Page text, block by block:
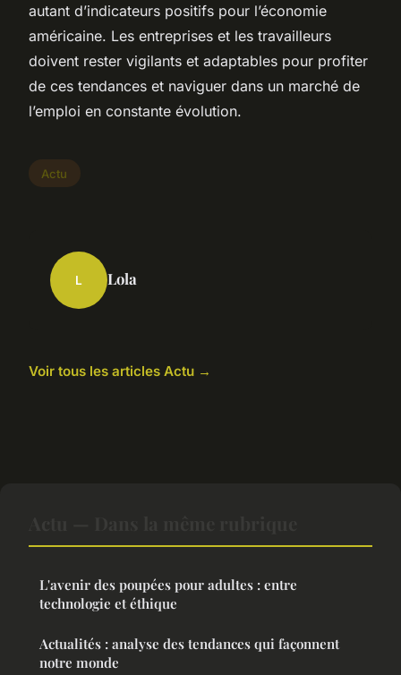
autant d’indicateurs positifs pour l’économie
américaine. Les entreprises et les travailleurs
doivent rester vigilants et adaptables pour profiter
de ces tendances et naviguer dans un marché de
l’emploi en constante évolution.
Actu
L Lola
Voir tous les articles Actu →
L'avenir des poupées pour adultes : entre
technologie et éthique
Actualités : analyse des tendances qui façonnent
notre monde